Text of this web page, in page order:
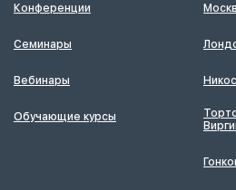
Конференции
Семинары
Вебинары
Обучающие курсы